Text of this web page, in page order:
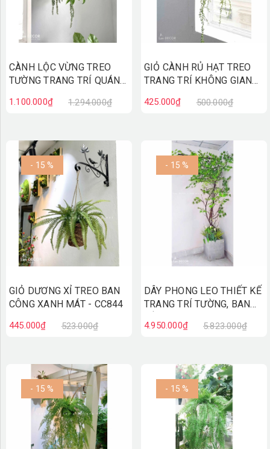
CÀNH LỘC VỪNG TREO
TƯỜNG TRANG TRÍ QUÁN
1.100.000₫ 1.294.000₫
GIỎ CÀNH RỦ HẠT TREO
TRANG TRÍ KHÔNG GIAN
425.000₫ 500.000₫
- 15 %
GIỎ DƯƠNG XỈ TREO BAN
CÔNG XANH MÁT - CC844
445.000₫ 523.000₫
- 15 %
DÂY PHONG LEO THIẾT KẾ
TRANG TRÍ TƯỜNG, BAN
4.950.000₫ 5.823.000₫
- 15 % - 15 %